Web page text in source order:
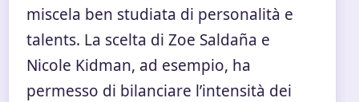
miscela ben studiata di personalità e
talents. La scelta di Zoe Saldaña e
Nicole Kidman, ad esempio, ha
permesso di bilanciare l’intensità dei